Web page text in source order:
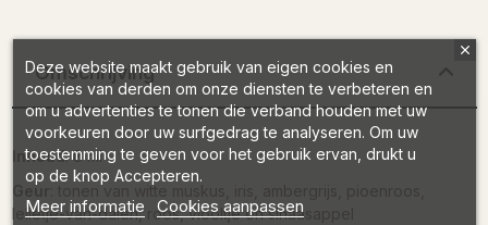
Omschrijving
Inhoud: 8 ml
Geur
: tonen van witte muskus, iris, ambergrijs, pioenroos,
lelietje-van-dalen, roos, viooltje en sinaasappel
Deze website maakt gebruik van eigen cookies en
cookies van derden om onze diensten te verbeteren en
om u advertenties te tonen die verband houden met uw
voorkeuren door uw surfgedrag te analyseren. Om uw
toestemming te geven voor het gebruik ervan, drukt u
op de knop Accepteren.
Meer informatie Cookies aanpassen